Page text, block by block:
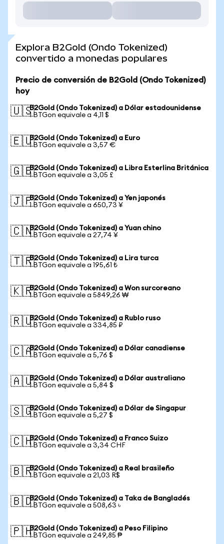
Explora B2Gold (Ondo Tokenized)
convertido a monedas populares
Precio de conversión de B2Gold (Ondo Tokenized)
hoy
🇺🇸B2Gold (Ondo Tokenized) a Dólar estadounidense
1 BTGon equivale a 4,11 $
🇪🇺B2Gold (Ondo Tokenized) a Euro
1 BTGon equivale a 3,57 €
🇬🇧B2Gold (Ondo Tokenized) a Libra Esterlina Británica
1 BTGon equivale a 3,05 £
🇯🇵B2Gold (Ondo Tokenized) a Yen japonés
1 BTGon equivale a 650,73 ¥
🇨🇳B2Gold (Ondo Tokenized) a Yuan chino
1 BTGon equivale a 27,74 ¥
🇹🇷B2Gold (Ondo Tokenized) a Lira turca
1 BTGon equivale a 195,61 ₺
🇰🇷B2Gold (Ondo Tokenized) a Won surcoreano
1 BTGon equivale a 5849,26 ₩
🇷🇺B2Gold (Ondo Tokenized) a Rublo ruso
1 BTGon equivale a 334,85 ₽
🇨🇦B2Gold (Ondo Tokenized) a Dólar canadiense
1 BTGon equivale a 5,76 $
🇦🇺B2Gold (Ondo Tokenized) a Dólar australiano
1 BTGon equivale a 5,84 $
🇸🇬B2Gold (Ondo Tokenized) a Dólar de Singapur
1 BTGon equivale a 5,27 $
🇨🇭B2Gold (Ondo Tokenized) a Franco Suizo
1 BTGon equivale a 3,34 CHF
🇧🇷B2Gold (Ondo Tokenized) a Real brasileño
1 BTGon equivale a 21,03 R$
🇧🇩B2Gold (Ondo Tokenized) a Taka de Bangladés
1 BTGon equivale a 508,63 ৳
🇵🇭B2Gold (Ondo Tokenized) a Peso Filipino
1 BTGon equivale a 249,85 ₱